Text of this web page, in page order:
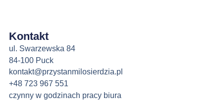
Kontakt
ul. Swarzewska 84
84-100 Puck
kontakt@przystanmilosierdzia.pl
+48 723 967 551
czynny w godzinach pracy biura